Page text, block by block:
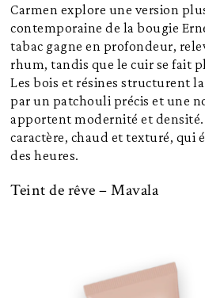
Carmen explore une version
contemporaine de la bougie
tabac gagne en profondeur,
rhum, tandis que le cuir se fait
Les bois et résines structurent
par un patchouli précis et une
apportent modernité et
caractère, chaud et texturé, qui
des heures.
Teint de rêve – Mavala